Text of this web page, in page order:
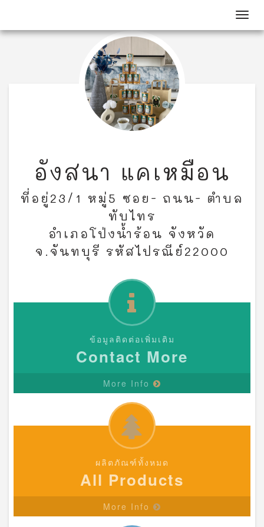
อังสนา แคเหมือน
ที่อยู่23/1 หมู่5 ซอย- ถนน- ตำบล
ทับไทร
อำเภอโป่งน้ำร้อน จังหวัด
จ.จันทบุรี รหัสไปรณีย์22000
ข้อมูลติดต่อเพิ่มเติม
Contact More
More Info
ผลิตภัณฑ์ทั้งหมด
All Products
More Info